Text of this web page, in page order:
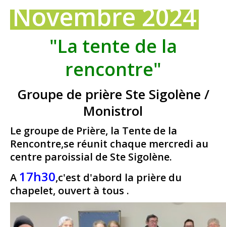
Novembre 2024
"La tente de la
rencontre"
Groupe de prière Ste Sigolène /
Monistrol
Le groupe de Prière, la Tente de la
Rencontre,se réunit chaque mercredi au
centre paroissial de Ste Sigolène.
A 17h30,c'est d'abord la prière du
chapelet, ouvert à tous .